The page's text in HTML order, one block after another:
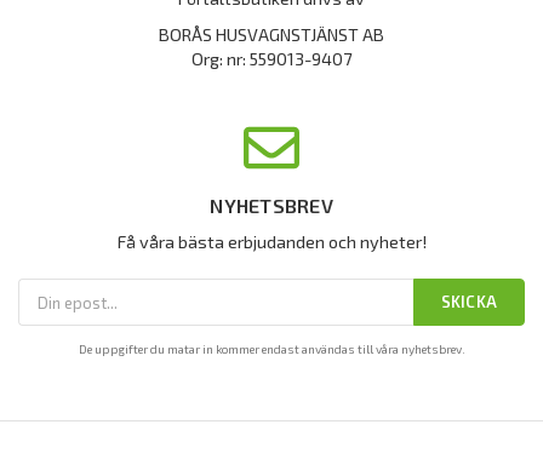
BORÅS HUSVAGNSTJÄNST AB
Org: nr: 559013-9407
NYHETSBREV
Få våra bästa erbjudanden och nyheter!
SKICKA
De uppgifter du matar in kommer endast användas till våra nyhetsbrev.